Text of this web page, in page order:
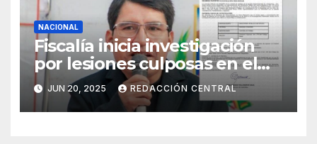
NACIONAL
Fiscalía inicia investigación
por lesiones culposas en el
caso del gobernador
chuquisaqueño Damián
Condori
JUN 20, 2025 REDACCIÓN CENTRAL